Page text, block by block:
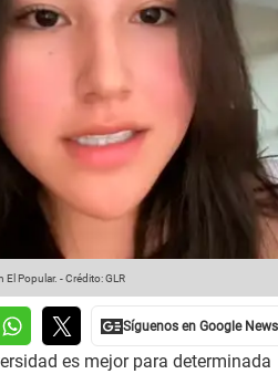
El Popular. -Crédito: GLR
es mejor para determinada